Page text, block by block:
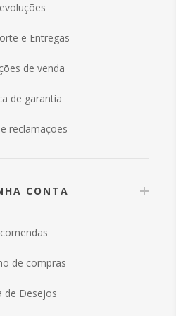
e Entregas
de venda
de garantia
reclamações
CONTA
de compras
de Desejos